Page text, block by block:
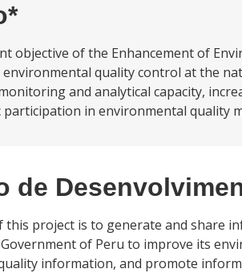
objective of the Enhancement of
quality control at the
and analytical capacity,
in environmental quality
de
this project is to generate and share
of Peru to improve its
information, and promote